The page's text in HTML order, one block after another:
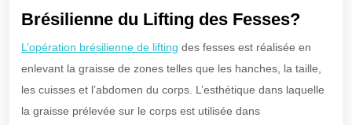
Brésilienne du Lifting des Fesses?
L’opération brésilienne de lifting des fesses est réalisée en
enlevant la graisse de zones telles que les hanches, la taille,
les cuisses et l’abdomen du corps. L’esthétique dans laquelle
la graisse prélevée sur le corps est utilisée dans